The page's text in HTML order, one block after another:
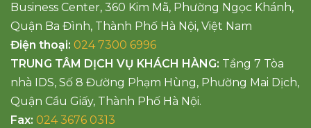
Business Center, 360 Kim Mã, Phường Ngọc Khánh,
Quận Ba Đình, Thành Phố Hà Nội, Việt Nam
Điện thoại: 024 7300 6996
TRUNG TÂM DỊCH VỤ KHÁCH HÀNG: Tầng 7 Tòa
nhà IDS, Số 8 Đường Phạm Hùng, Phường Mai Dịch,
Quận Cầu Giấy, Thành Phố Hà Nội.
Fax: 024 3676 0313